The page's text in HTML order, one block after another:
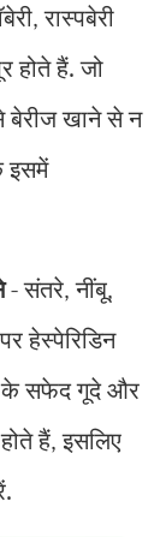
,रास्पबेरी
होते हैं. जो
बेरीज खाने से न
इसमें
- संतरे,नींबू,
हेस्पेरिडिन
के सफेद गूदे और
हैं,इसलिए